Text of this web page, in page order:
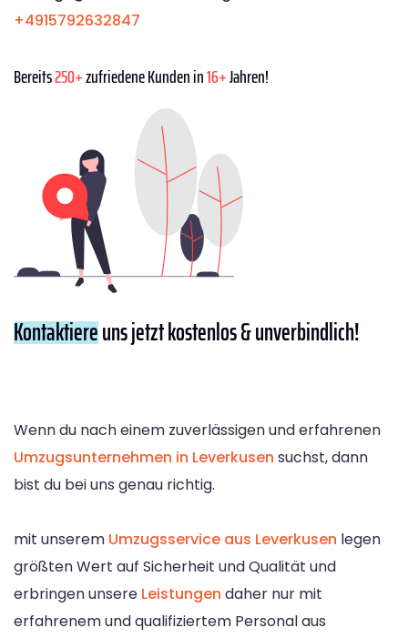
+4915792632847
Bereits250+zufriedene Kunden in16+Jahren!
Kontaktiereuns jetzt kostenlos & unverbindlich!
Wenn du nach einem zuverlässigen und erfahrenen
Umzugsunternehmen in Leverkusen suchst, dann
bist du bei uns genau richtig.
mit unserem Umzugsservice aus Leverkusen legen
größten Wert auf Sicherheit und Qualität und
erbringen unsere Leistungen daher nur mit
erfahrenem und qualifiziertem Personal aus